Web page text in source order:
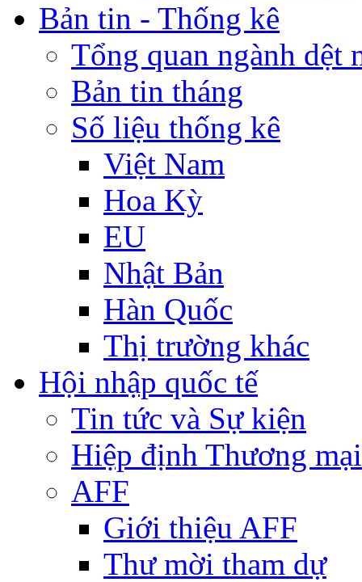
Bản tin - Thống kê
Tổng quan ngành dệt
Bản tin tháng
Số liệu thống kê
Việt Nam
Hoa Kỳ
EU
Nhật Bản
Hàn Quốc
Thị trường khác
Hội nhập quốc tế
Tin tức và Sự kiện
Hiệp định Thương
AFF
Giới thiệu AFF
Thư mời tham dự